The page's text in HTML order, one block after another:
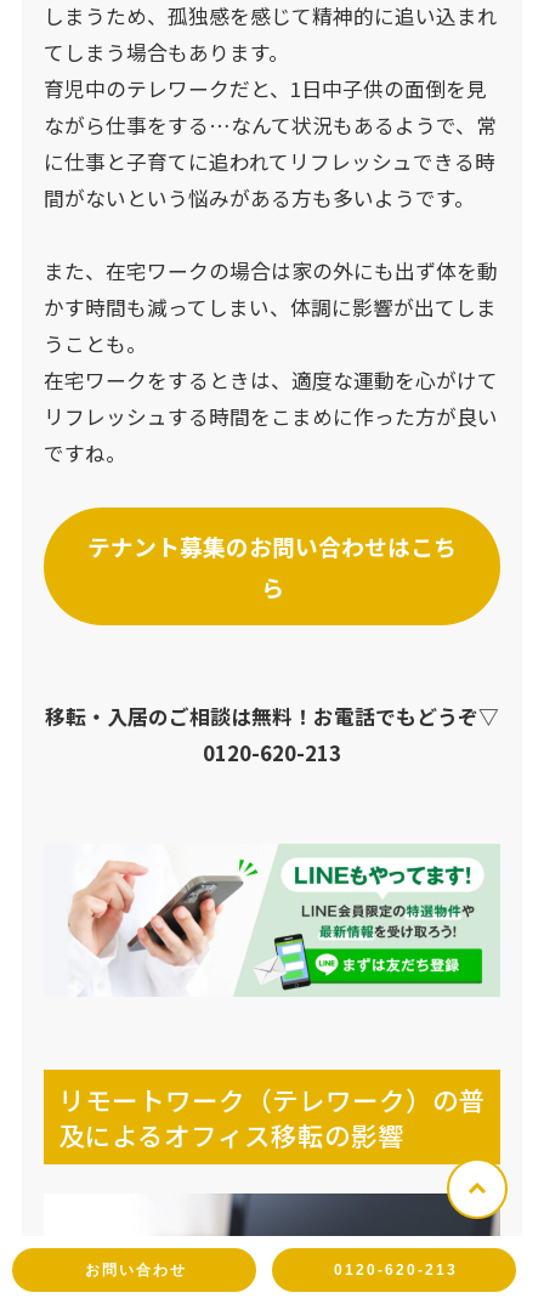
しまうため、孤独感を感じて精神的に追い込まれ
てしまう場合もあります。
育児中のテレワークだと、1日中子供の面倒を見
ながら仕事をする…なんて状況もあるようで、常
に仕事と子育てに追われてリフレッシュできる時
間がないという悩みがある方も多いようです。
また、在宅ワークの場合は家の外にも出ず体を動
かす時間も減ってしまい、体調に影響が出てしま
うことも。
在宅ワークをするときは、適度な運動を心がけて
リフレッシュする時間をこまめに作った方が良い
ですね。
テナント募集のお問い合わせはこち
ら
移転・入居のご相談は無料！お電話でもどうぞ▽
0120-620-213
リモートワーク（テレワーク）の普
及によるオフィス移転の影響
お問い合わせ 0120-620-213